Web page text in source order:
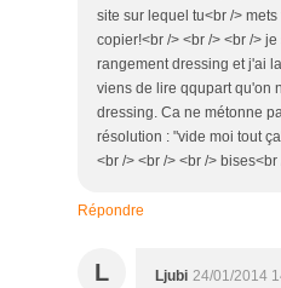
site sur lequel tu<br />
copier!<br /> <br /> <br />
rangement dressing et j'ai
viens de lire qqupart qu'on
dressing. Ca ne métonne
résolution : "vide moi tout
<br /> <br /> <br /> bises<br
Répondre
L Ljubi 24/01/2014